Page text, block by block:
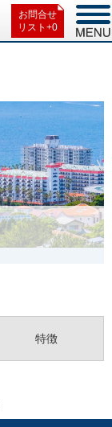
お問合せ
リスト+0
特徴